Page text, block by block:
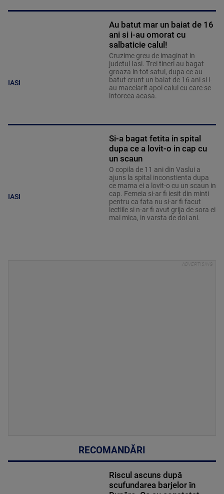
IASI
Au batut mar un baiat de 16
ani si i-au omorat cu
salbaticie calul!
Cruzime greu de imaginat in
judetul Iasi. Trei tineri au bagat
groaza in tot satul, dupa ce au
batut crunt un baiat de 16 ani si i-
au macelarit apoi calul cu care se
intorcea acasa.
IASI
Si-a bagat fetita in spital
dupa ce a lovit-o in cap cu
un scaun
O copila de 11 ani din Vaslui a
ajuns la spital inconstienta dupa
ce mama ei a lovit-o cu un scaun in
cap. Femeia si-ar fi iesit din minti
pentru ca fata nu si-ar fi facut
lectiile si n-ar fi avut grija de sora ei
mai mica, in varsta de doi ani.
RECOMANDĂRI
Riscul ascuns după
scufundarea barjelor în